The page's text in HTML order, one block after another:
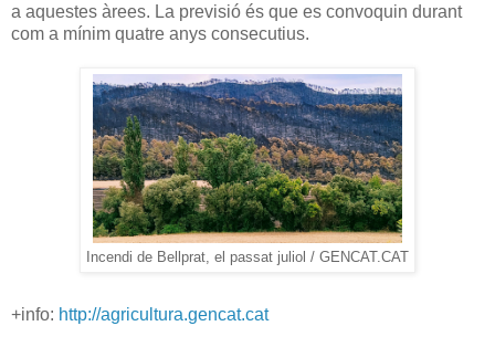
a aquestes àrees. La previsió és que es convoquin durant
com a mínim quatre anys consecutius.
Incendi de Bellprat, el passat juliol / GENCAT.CAT
+info: http://agricultura.gencat.cat